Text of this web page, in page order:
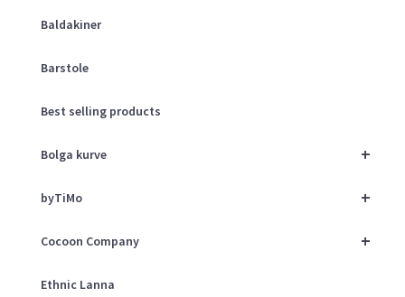
Baldakiner
Barstole
Best selling products
+
Bolga kurve
+
byTiMo
+
Cocoon Company
Ethnic Lanna